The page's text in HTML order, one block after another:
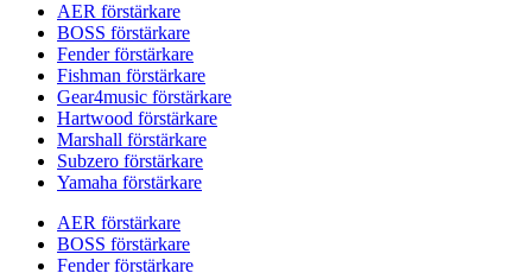
AER förstärkare
BOSS förstärkare
Fender förstärkare
Fishman förstärkare
Gear4music förstärkare
Hartwood förstärkare
Marshall förstärkare
Subzero förstärkare
Yamaha förstärkare
AER förstärkare
BOSS förstärkare
Fender förstärkare